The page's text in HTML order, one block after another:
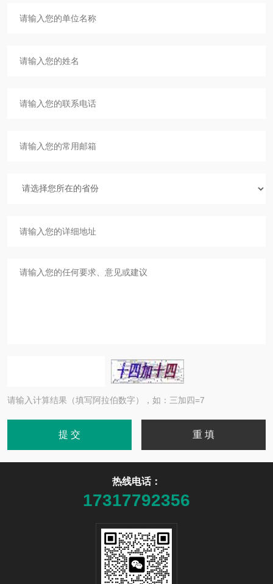
请输入计算结果（填写阿拉伯数字），如：三加四=7
热线电话：
17317792356